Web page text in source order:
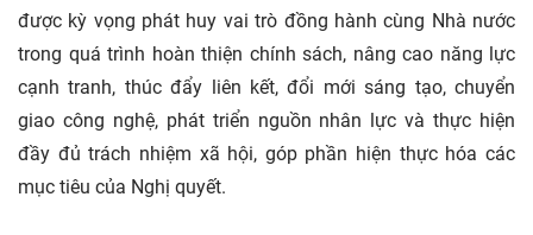
được kỳ vọng phát huy vai trò đồng hành cùng Nhà nước
trong quá trình hoàn thiện chính sách, nâng cao năng lực
cạnh tranh, thúc đẩy liên kết, đổi mới sáng tạo, chuyển
giao công nghệ, phát triển nguồn nhân lực và thực hiện
đầy đủ trách nhiệm xã hội, góp phần hiện thực hóa các
mục tiêu của Nghị quyết.